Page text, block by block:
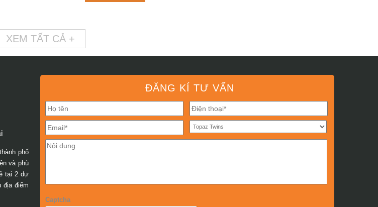
XEM TẤT CẢ +
ĐĂNG KÍ TƯ VẤN
Captcha
phố
và phù
tại 2 dự
địa điểm